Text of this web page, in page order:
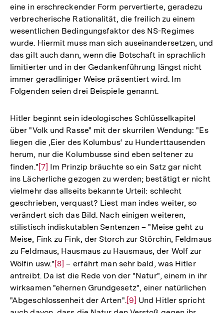
eine in erschreckender Form pervertierte, geradezu
verbrecherische Rationalität, die freilich zu einem
wesentlichen Bedingungsfaktor des NS-Regimes
wurde. Hiermit muss man sich auseinandersetzen, und
das gilt auch dann, wenn die Botschaft in sprachlich
limitierter und in der Gedankenführung längst nicht
immer geradliniger Weise präsentiert wird. Im
Folgenden seien drei Beispiele genannt.
Hitler beginnt sein ideologisches Schlüsselkapitel
über "Volk und Rasse" mit der skurrilen Wendung: "Es
liegen die ‚Eier des Kolumbus‘ zu Hunderttausenden
herum, nur die Kolumbusse sind eben seltener zu
finden."Zur
Auflösung
der
Fußnote
[7] Im Prinzip bräuchte so ein Satz gar nicht
ins Lächerliche gezogen zu werden; bestätigt er nicht
vielmehr das allseits bekannte Urteil: schlecht
geschrieben, verquast? Liest man indes weiter, so
verändert sich das Bild. Nach einigen weiteren,
stilistisch indiskutablen Sentenzen – "Meise geht zu
Meise, Fink zu Fink, der Storch zur Störchin, Feldmaus
zu Feldmaus, Hausmaus zu Hausmaus, der Wolf zur
Wölfin usw."Zur
Auflösung
der
Fußnote
[8] – erfährt man sehr bald, was Hitler
antreibt. Da ist die Rede von der "Natur", einem in ihr
wirksamen "ehernen Grundgesetz", einer natürlichen
"Abgeschlossenheit der Arten".Zur
[9] Und Hitler spricht